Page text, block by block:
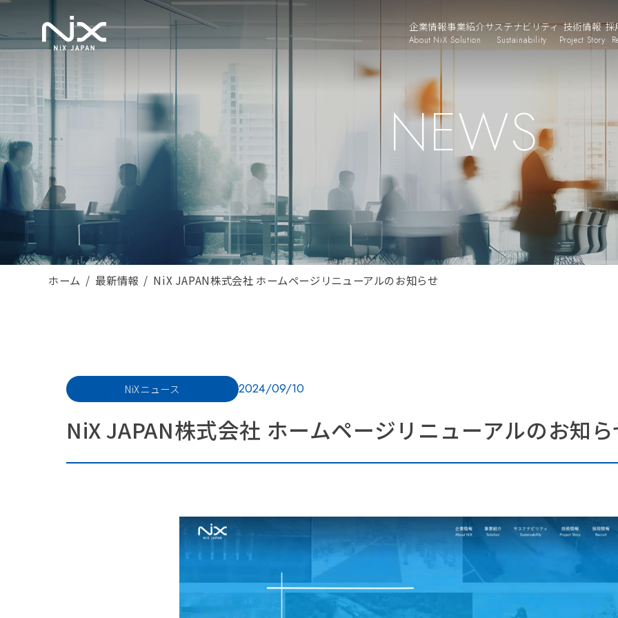
企業情報
About NiX
事業紹介
Solution
サステナビリティ
Sustainability
技術情報
Project Story
採
NEWS
ホーム 最新情報 NiX JAPAN株式会社 ホームページリニューアルのお知らせ
NiXニュース 2024/09/10
NiX JAPAN株式会社 ホームページリニューアルのお知